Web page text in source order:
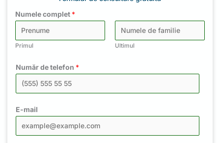
Numele complet *
Primul Ultimul
Număr de telefon *
E-mail